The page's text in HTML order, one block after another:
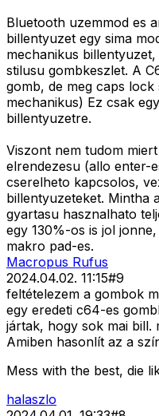
Bluetooth uzemmod es
billentyuzet egy sima
mechanikus
stilusu gombkeszlet. A
gomb, de meg caps
mechanikus) Ez csak
billentyuzetre.
Viszont nem tudom
elrendezesu (allo enter-
cserelheto kapcsolos,
billentyuzeteket. Mintha
gyartasu hasznalhato
egy 130%-os is jol
makro pad-es.
Macropus Rufus
2024.04.02. 11:15#9
feltételezem a gombok
egy eredeti c64-es
jártak, hogy sok mai bill.
Amiben hasonlít az a
Mess with the best, die
halaszlo